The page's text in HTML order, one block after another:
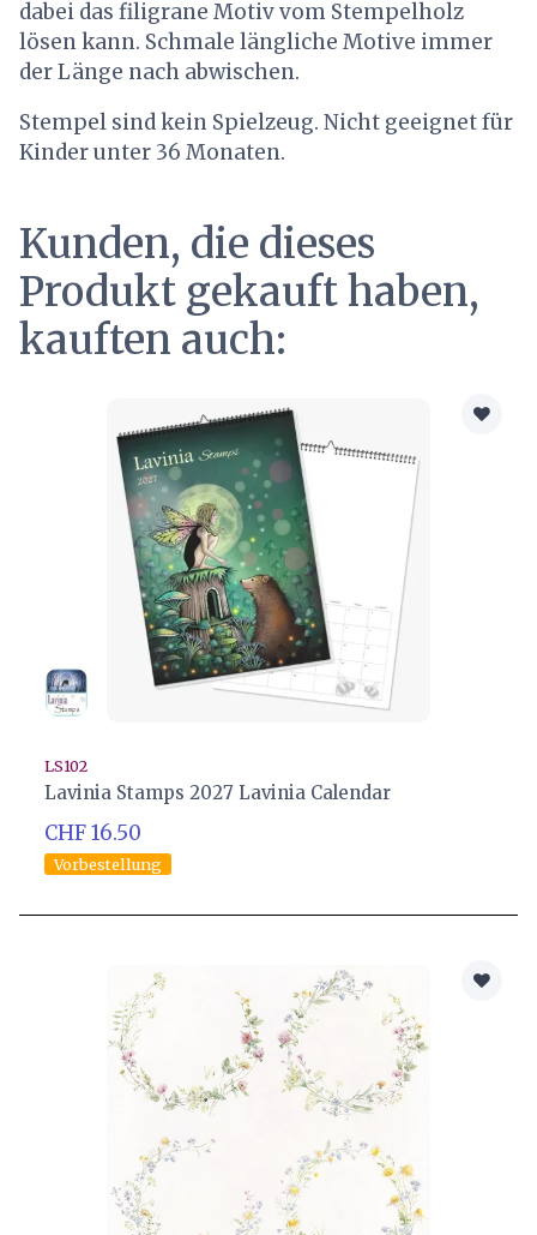
dabei das filigrane Motiv vom Stempelholz
lösen kann. Schmale längliche Motive immer
der Länge nach abwischen.
Stempel sind kein Spielzeug. Nicht geeignet für
Kinder unter 36 Monaten.
Kunden, die dieses
Produkt gekauft haben,
kauften auch:
LS102
Lavinia Stamps 2027 Lavinia Calendar
CHF 16.50
Vorbestellung